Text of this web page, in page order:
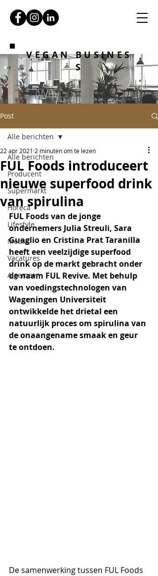
VEGAN BUSINES
S
Post
Alle berichten
Producent
Supermarkt
Horeca
Lifestyle
Media
Vacatures
Algemeen
Alle berichten
FUL Foods introduceert
nieuwe superfood drink
van spirulina
22 apr 2021 2 minuten om te lezen
FUL Foods van de jonge
ondernemers Julia Streuli, Sara
Guaglio en Cristina Prat Taranilla
heeft een veelzijdige superfood
drink op de markt gebracht onder
de naam FUL Revive. Met behulp
van voedingstechnologen van
Wageningen Universiteit
ontwikkelde het drietal een
natuurlijk proces om spirulina van
de onaangename smaak en geur
te ontdoen.
De samenwerking tussen FUL Foods